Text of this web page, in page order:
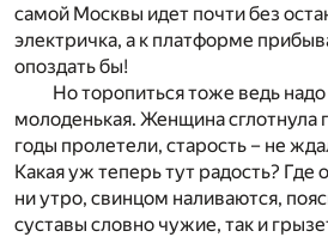
самой Москвы идет почти без
электричка, а к платформе
опоздать бы!
Но торопиться тоже ведь
молоденькая. Женщина сглотнула
годы пролетели, старость – не
Какая уж теперь тут радость? Где
ни утро, свинцом наливаются,
суставы словно чужие, так и